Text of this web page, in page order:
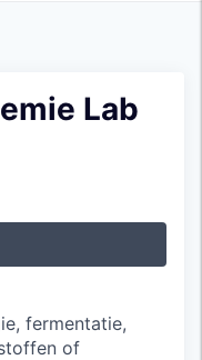
Lab
fermentatie,
of